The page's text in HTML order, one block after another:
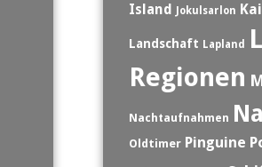
Island Jokulsarlon
Landschaft Lapland
Regionen
Nachtaufnahmen
Oldtimer Pinguine